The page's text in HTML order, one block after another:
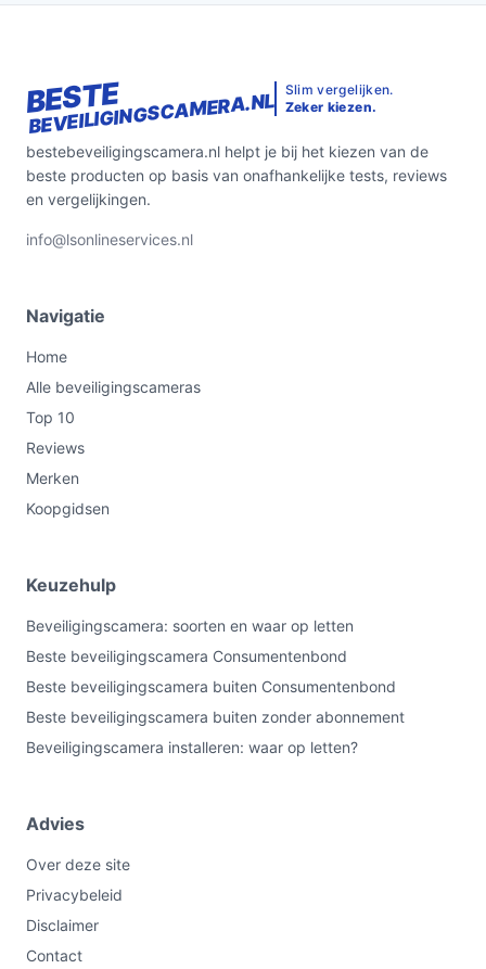
uitstekende keuze voor iedereen die zijn huis of
eigendommen wil beveiligen met geavanceerde
technologie. Met zijn veelzijdige functies en
gebruiksvriendelijke opzet, biedt deze camera een
betrouwbare oplossing voor jouw
beveiligingsbehoeften.
bestebeveiligingscamera.nl. Kies bewust wat perfect
BESTE
BEVEILIGINGSCAMERA.NL Slim vergelijken.
Zeker kiezen.
bestebeveiligingscamera.nl helpt je bij het kiezen van de
beste producten op basis van onafhankelijke tests, reviews
en vergelijkingen.
info@lsonlineservices.nl
Navigatie
Home
Alle beveiligingscameras
Top 10
Reviews
Merken
Koopgidsen
Keuzehulp
Beveiligingscamera: soorten en waar op letten
Beste beveiligingscamera Consumentenbond
Beste beveiligingscamera buiten Consumentenbond
Beste beveiligingscamera buiten zonder abonnement
Beveiligingscamera installeren: waar op letten?
Advies
Over deze site
Privacybeleid
Disclaimer
Contact